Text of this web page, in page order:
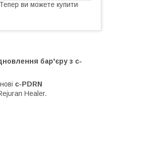
ви можете купити
бар'єру з c-
c-PDRN
Healer.